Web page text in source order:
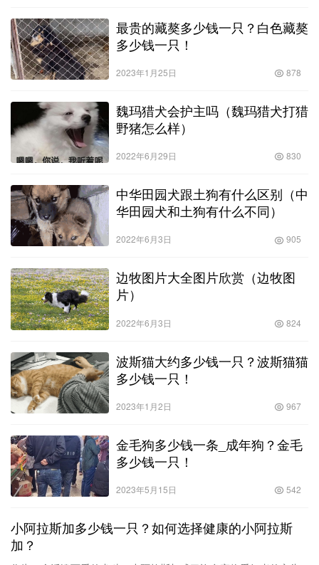
最贵的藏獒多少钱一只？白色藏獒
多少钱一只！
2023年1月25日 878
魏玛猎犬会护主吗（魏玛猎犬打猎
野猪怎么样）
2022年6月29日 830
中华田园犬跟土狗有什么区别（中
华田园犬和土狗有什么不同）
2022年6月3日 905
边牧图片大全图片欣赏（边牧图
片）
2022年6月3日 824
波斯猫大约多少钱一只？波斯猫猫
多少钱一只！
2023年1月2日 967
金毛狗多少钱一条_成年狗？金毛
多少钱一只！
2023年5月15日 542
小阿拉斯加多少钱一只？如何选择健康的小阿拉斯
加？